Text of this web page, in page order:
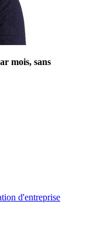
mois, sans
d'entreprise